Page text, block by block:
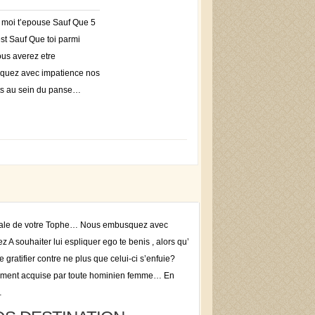
t’epouse Sauf Que 5
Sauf Que toi parmi
averez etre
avec impatience nos
au sein du panse…
de votre Tophe… Nous embusquez avec
A souhaiter lui espliquer ego te benis , alors qu’
contre ne plus que celui-ci s’enfuie?
acquise par toute hominien femme… En